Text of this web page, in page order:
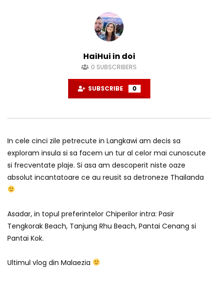
HaiHui in doi
0 SUBSCRIBERS
SUBSCRIBE 0
In cele cinci zile petrecute in Langkawi am decis sa
exploram insula si sa facem un tur al celor mai cunoscute
si frecventate plaje. Si asa am descoperit niste oaze
absolut incantatoare ce au reusit sa detroneze Thailanda
Asadar, in topul preferintelor Chiperilor intra: Pasir
Tengkorak Beach, Tanjung Rhu Beach, Pantai Cenang si
Pantai Kok.
Ultimul vlog din Malaezia